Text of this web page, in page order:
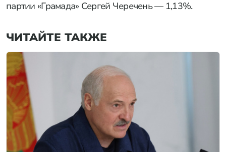
партии «Грамада» Сергей Черечень — 1,13%.
ЧИТАЙТЕ ТАКЖЕ